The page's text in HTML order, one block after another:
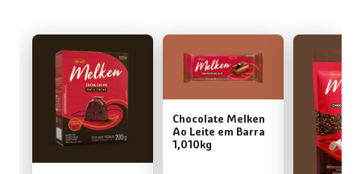
Chocolate Melken
Ao Leite em Barra
1,010kg